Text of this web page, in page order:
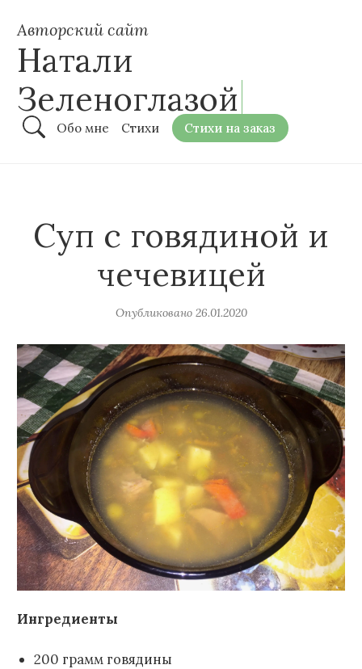
Авторский сайт
Натали
Зеленоглазой
Обо мне Стихи Стихи на заказ
Суп с говядиной и
чечевицей
Опубликовано 26.01.2020
Ингредиенты
200 грамм говядины